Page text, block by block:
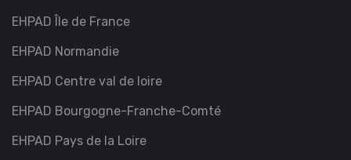
EHPAD Île de France
EHPAD Normandie
EHPAD Centre val de loire
EHPAD Bourgogne-Franche-Comté
EHPAD Pays de la Loire